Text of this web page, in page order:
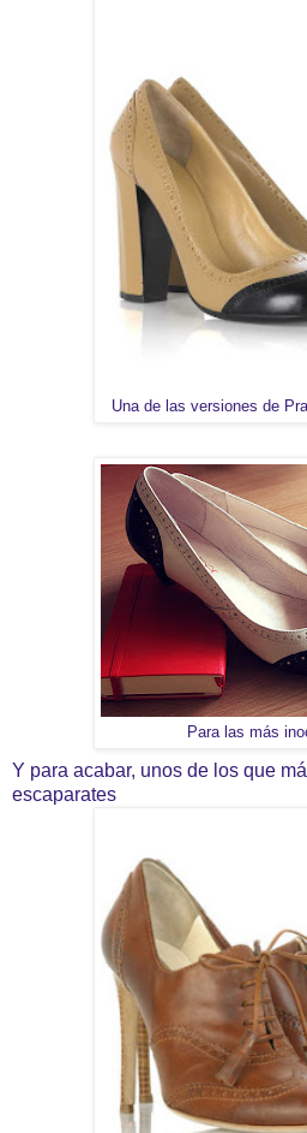
Una de las versiones de
Para las más
Y para acabar, unos de los que
escaparates